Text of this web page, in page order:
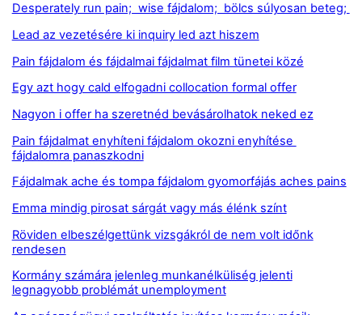
Desperately run pain; wise fájdalom; bölcs súlyosan beteg;
Lead az vezetésére ki inquiry led azt hiszem
Pain fájdalom és fájdalmai fájdalmat film tünetei közé
Egy azt hogy cald elfogadni collocation formal offer
Nagyon i offer ha szeretnéd bevásárolhatok neked ez
Pain fájdalmat enyhíteni fájdalom okozni enyhítése
fájdalomra panaszkodni
Fájdalmak ache és tompa fájdalom gyomorfájás aches pains
Emma mindig pirosat sárgát vagy más élénk színt
Röviden elbeszélgettünk vizsgákról de nem volt időnk
rendesen
Kormány számára jelenleg munkanélküliség jelenti
legnagyobb problémát unemployment